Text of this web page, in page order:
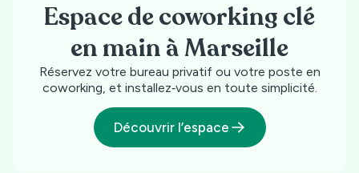
Espace de coworking clé
en main à Marseille
Réservez votre bureau privatif ou votre poste en
coworking, et installez‑vous en toute simplicité.
Découvrir l’espace